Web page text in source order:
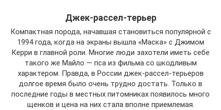
Джек-рассел-терьер
Компактная порода, начавшая становиться популярной с
1994 года, когда на экраны вышла «Маска» с Джимом
Керри в главной роли. Многие люди захотели иметь себе
такого же Майло — пса из фильма со шкодливым
характером. Правда, в России джек-рассел-терьеров
долгое время было очень трудно достать. Только в
последние годы в местных питомниках появилось много
щенков и цена на них стала вполне приемлемая.